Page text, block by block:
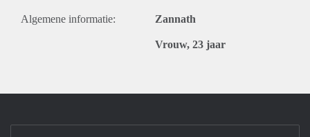
Algemene informatie: Zannath
Vrouw, 23 jaar